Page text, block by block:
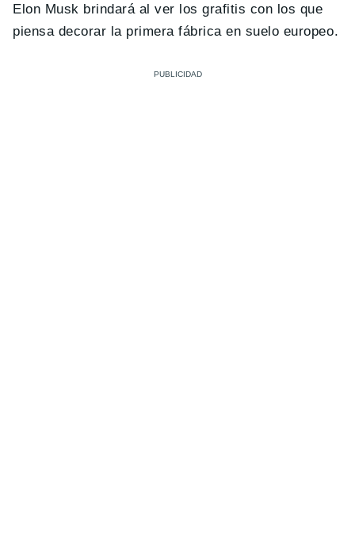
Elon Musk brindará al ver los grafitis con los que
piensa decorar la primera fábrica en suelo europeo.